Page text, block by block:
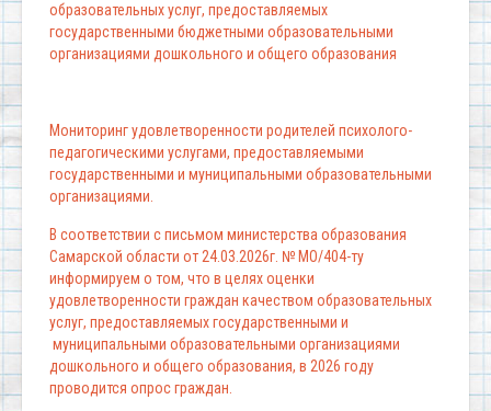
образовательных услуг, предоставляемых
государственными бюджетными образовательными
организациями дошкольного и общего образования
Мониторинг удовлетворенности родителей психолого-
педагогическими услугами, предоставляемыми
государственными и муниципальными образовательными
организациями.
В соответствии с письмом министерства образования
Самарской области от 24.03.2026г. № МО/404-ту
информируем о том, что в целях оценки
удовлетворенности граждан качеством образовательных
услуг, предоставляемых государственными и
муниципальными образовательными организациями
дошкольного и общего образования, в 2026 году
проводится опрос граждан.